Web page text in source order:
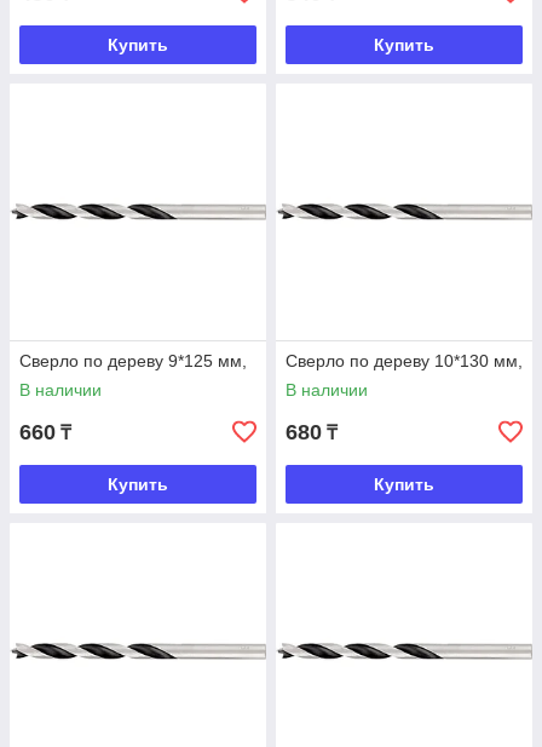
Купить Купить
Сверло по дереву 9*125 мм,
В наличии
660 ₸
Купить
Сверло по дереву 10*130 мм,
В наличии
680 ₸
Купить